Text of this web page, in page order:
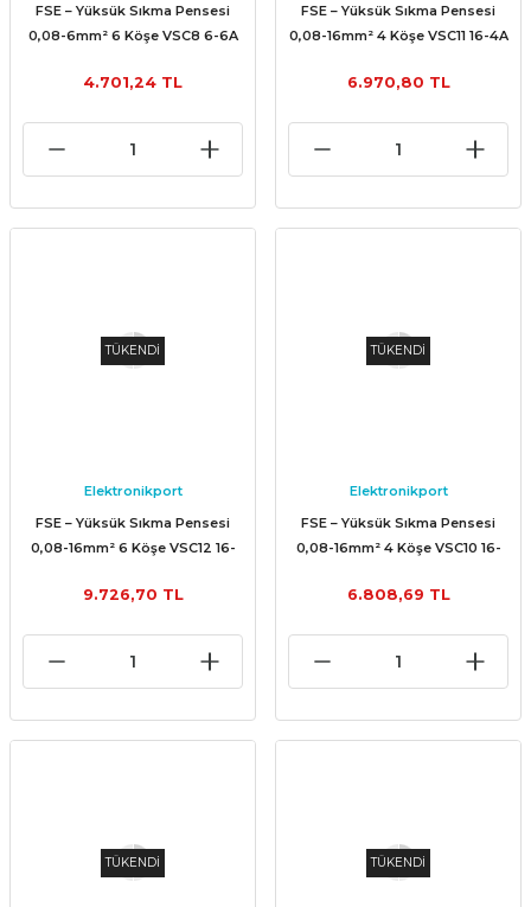
FSE – Yüksük Sıkma Pensesi
0,08-6mm² 6 Köşe VSC8 6-6A
4.701,24 TL
FSE – Yüksük Sıkma Pensesi
0,08-16mm² 4 Köşe VSC11 16-4A
6.970,80 TL
TÜKENDİ
Elektronikport
FSE – Yüksük Sıkma Pensesi
0,08-16mm² 6 Köşe VSC12 16-
9.726,70 TL
TÜKENDİ
Elektronikport
FSE – Yüksük Sıkma Pensesi
0,08-16mm² 4 Köşe VSC10 16-
6.808,69 TL
TÜKENDİ TÜKENDİ